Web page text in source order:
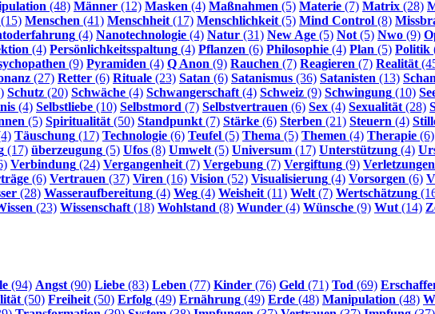
(48) Männer (12) Masken (4) Maßnahmen (5) Materie (7) Matrix (28)
(15) Menschen (41) Menschheit (17) Menschlichkeit (5) Mind Control (8)
(4) Nanotechnologie (4) Natur (31) New Age (5) Not (5) Nwo (9)
(4) Persönlichkeitsspaltung (4) Pflanzen (6) Philosophie (4) Plan (5) Politik
(9) Pyramiden (4) Q Anon (9) Rauchen (7) Reagieren (7) Realität
(27) Retter (6) Rituale (23) Satan (6) Satanismus (36) Satanisten (13)
Schutz (20) Schwäche (4) Schwangerschaft (4) Schweiz (9) Schwingung (10)
(4) Selbstliebe (10) Selbstmord (7) Selbstvertrauen (6) Sex (4) Sexualität (28)
(5) Spiritualität (50) Standpunkt (7) Stärke (6) Sterben (21) Steuern (4)
Täuschung (17) Technologie (6) Teufel (5) Thema (5) Themen (4) Therapie (6)
(17) überzeugung (5) Ufos (8) Umwelt (5) Universum (17) Unterstützung (4)
Verbindung (24) Vergangenheit (7) Vergebung (7) Vergiftung (9) Verletzungen
(6) Vertrauen (37) Viren (16) Vision (52) Visualisierung (4) Vorsorgen (6)
(28) Wasseraufbereitung (4) Weg (4) Weisheit (11) Welt (7) Wertschätzung
(23) Wissenschaft (18) Wohlstand (8) Wunder (4) Wünsche (9) Wut (14)
(94) Angst (90) Liebe (83) Leben (77) Kinder (76) Geld (71) Tod (69)
(50) Freiheit (50) Erfolg (49) Ernährung (49) Erde (48) Manipulation (48)